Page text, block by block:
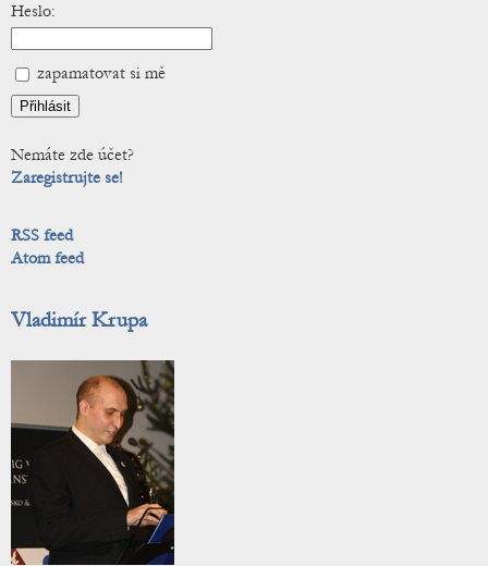
Heslo:
zapamatovat si mě
Nemáte zde účet?
Zaregistrujte se!
RSS feed
Atom feed
Vladimír Krupa